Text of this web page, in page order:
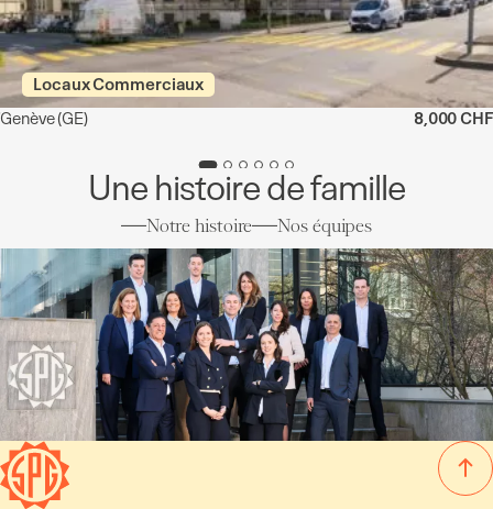
Locaux Commerciaux
Genève(GE) 8,000 CHF
Une histoire de famille
Notre histoire Nos équipes